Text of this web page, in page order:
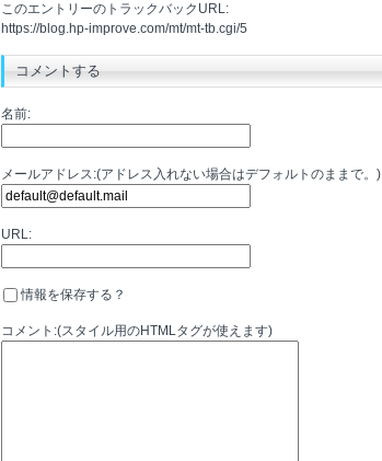
このエントリーのトラックバックURL:
https://blog.hp-improve.com/mt/mt-tb.cgi/5
コメントする
名前:
メールアドレス:(アドレス入れない場合はデフォルトのままで。)
URL:
情報を保存する？
コメント:(スタイル用のHTMLタグが使えます)